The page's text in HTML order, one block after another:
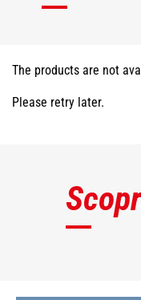
The products are not
Please retry later.